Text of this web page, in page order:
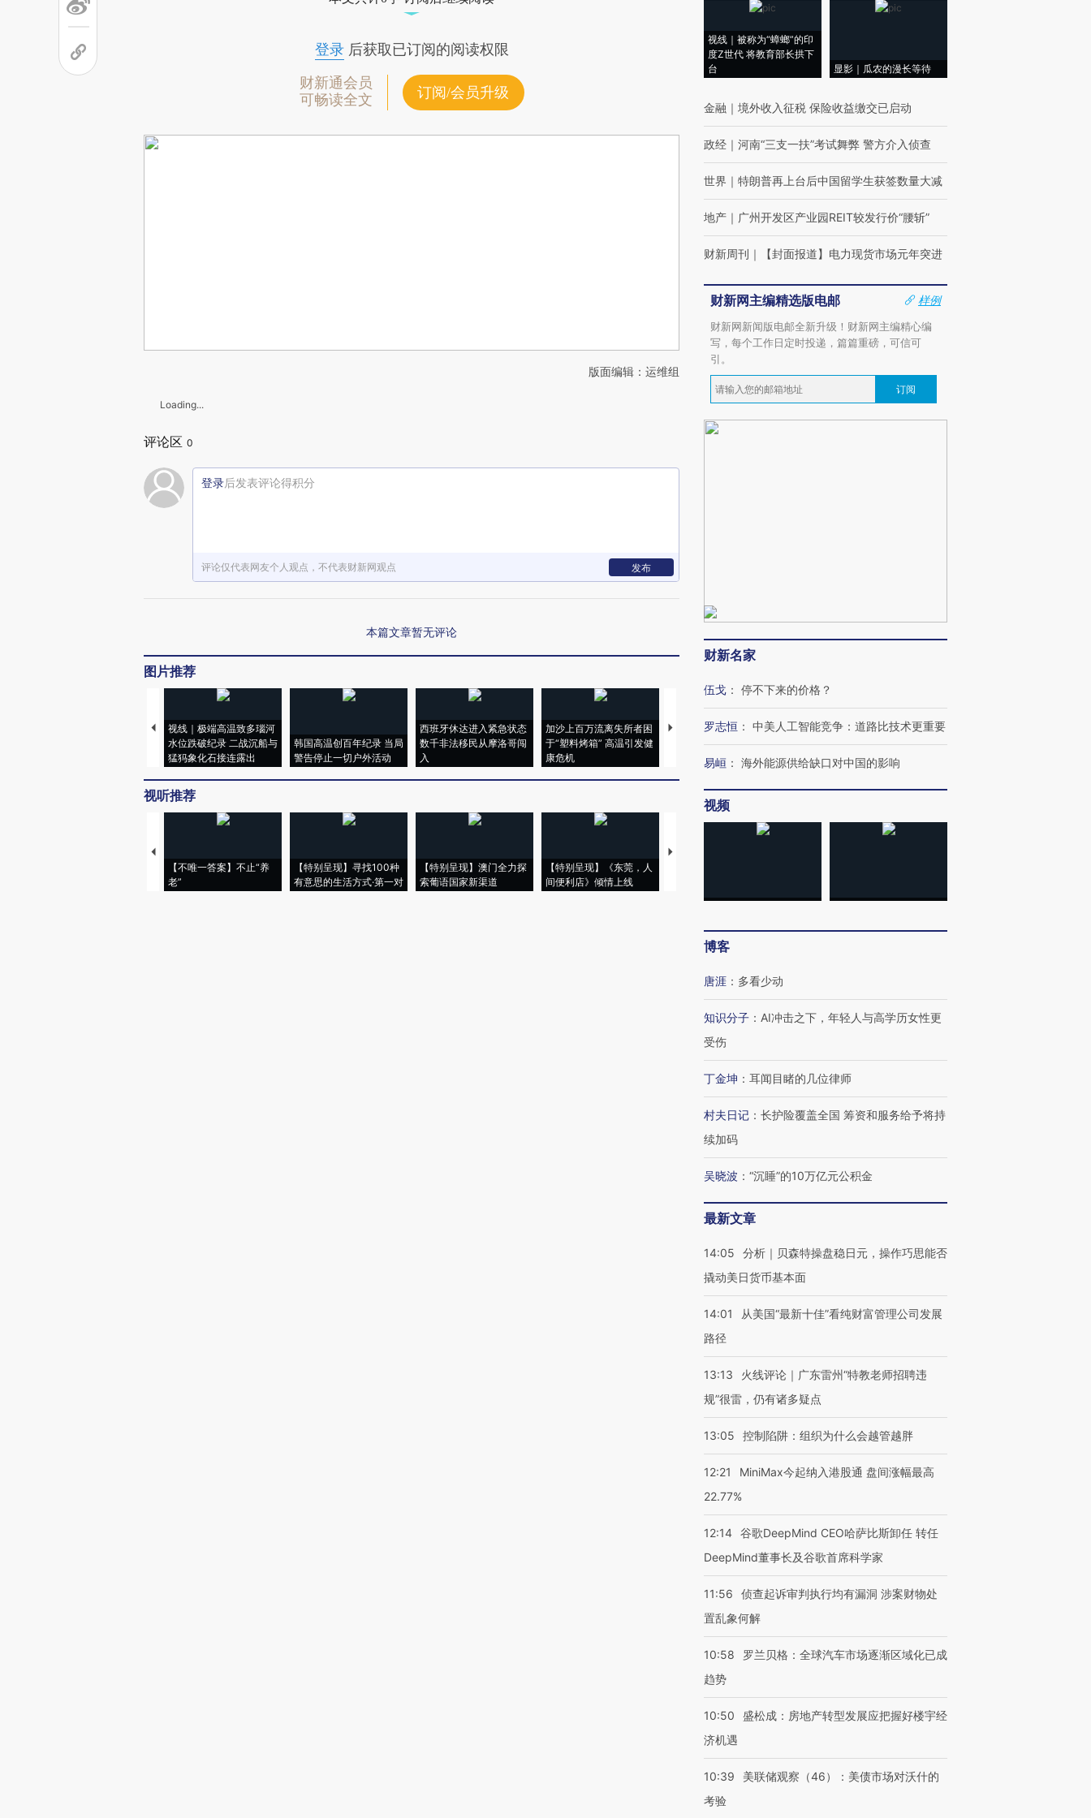
登录后获取已订阅的阅读权限
财新通会员
可畅读全文
订阅/会员升级
版面编辑：运维组
Loading...
评论区 0
登录后发表评论得积分
评论仅代表网友个人观点，不代表财新网观点 发布
本篇文章暂无评论
图片推荐
视线｜极端高温致多瑙河
水位跌破纪录 二战沉船与
猛犸象化石接连露出
韩国高温创百年纪录 当局
警告停止一切户外活动
西班牙休达进入紧急状态
数千非法移民从摩洛哥闯
入
加沙上百万流离失所者困
于“塑料烤箱” 高温引发健
康危机
马航飞行员跨国走私7万
粒摇头丸 尿检体内含3种
泽连斯基密集出访美英 索
要防空导弹“救急”
秘鲁纳斯卡观光飞机坠毁
视听推荐
【不唯一答案】不止“养
老”
【特别呈现】寻找100种
有意思的生活方式·第一对
【特别呈现】澳门全力探
索葡语国家新渠道
【特别呈现】《东莞，人
间便利店》倾情上线
【推广】走进第四届链博
视线｜被称为“蟑螂”的印
度Z世代 将教育部长拱下
台
显影｜瓜农的漫长等待
金融 ｜ 境外收入征税 保险收益缴交已启动
政经 ｜ 河南“三支一扶”考试舞弊 警方介入侦查
世界 ｜ 特朗普再上台后中国留学生获签数量大减
地产 ｜ 广州开发区产业园REIT较发行价“腰斩”
财新周刊 ｜ 【封面报道】电力现货市场元年突进
财新网主编精选版电邮
样例
财新网新闻版电邮全新升级！财新网主编精心编
写，每个工作日定时投递，篇篇重磅，可信可
引。
订阅
财新名家
伍戈 ： 停不下来的价格？
罗志恒 ： 中美人工智能竞争：道路比技术更重要
易峘 ： 海外能源供给缺口对中国的影响
视频
博客
唐涯 ： 多看少动
知识分子 ： AI冲击之下，年轻人与高学历女性更
受伤
丁金坤 ： 耳闻目睹的几位律师
村夫日记 ： 长护险覆盖全国 筹资和服务给予将持
续加码
吴晓波 ： “沉睡”的10万亿元公积金
最新文章
14:05
分析｜贝森特操盘稳日元，操作巧思能否
撬动美日货币基本面
14:01
从美国“最新十佳”看纯财富管理公司发展
路径
13:13
火线评论｜广东雷州“特教老师招聘违
规”很雷，仍有诸多疑点
13:05 控制陷阱：组织为什么会越管越胖
12:21
MiniMax今起纳入港股通 盘间涨幅最高
22.77%
12:14 谷歌DeepMind CEO哈萨比斯卸任 转任
DeepMind董事长及谷歌首席科学家
11:56
侦查起诉审判执行均有漏洞 涉案财物处
置乱象何解
10:58
罗兰贝格：全球汽车市场逐渐区域化已成
趋势
10:50
盛松成：房地产转型发展应把握好楼宇经
济机遇
10:39
美联储观察（46）：美债市场对沃什的
考验